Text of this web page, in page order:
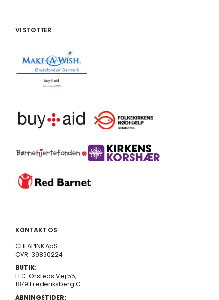
VI STØTTER
KONTAKT OS
CHEAPINK ApS
CVR: 39890224
BUTIK:
H.C. Ørsteds Vej 55,
1879 Frederiksberg C
ÅBNINGSTIDER: